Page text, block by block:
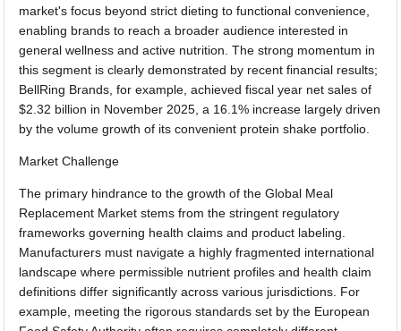
market's focus beyond strict dieting to functional convenience,
enabling brands to reach a broader audience interested in
general wellness and active nutrition. The strong momentum in
this segment is clearly demonstrated by recent financial results;
BellRing Brands, for example, achieved fiscal year net sales of
$2.32 billion in November 2025, a 16.1% increase largely driven
by the volume growth of its convenient protein shake portfolio.
Market Challenge
The primary hindrance to the growth of the Global Meal
Replacement Market stems from the stringent regulatory
frameworks governing health claims and product labeling.
Manufacturers must navigate a highly fragmented international
landscape where permissible nutrient profiles and health claim
definitions differ significantly across various jurisdictions. For
example, meeting the rigorous standards set by the European